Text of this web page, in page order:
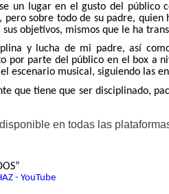
un lugar en el gusto del público
pero sobre todo de su padre,
objetivos, mismos que le ha
y lucha de mi padre, así
por parte del público en el box a
escenario musical, siguiendo las
que tiene que ser disciplinado,
disponible en todas las
- YouTube